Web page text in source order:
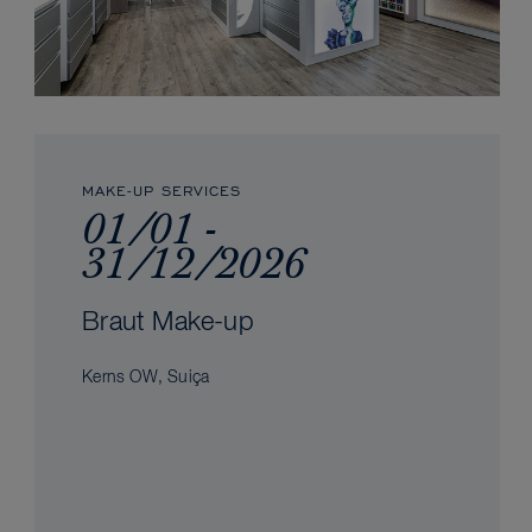
MAKE-UP SERVICES
01/01 -
31/12/2026
Braut Make-up
Kerns OW, Suiça